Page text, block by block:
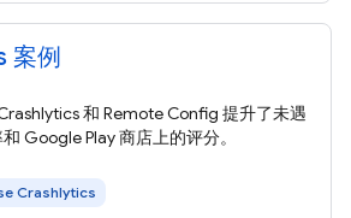
案例
和 Remote Config 提升了未遇
Google Play 商店上的评分。
Crashlytics